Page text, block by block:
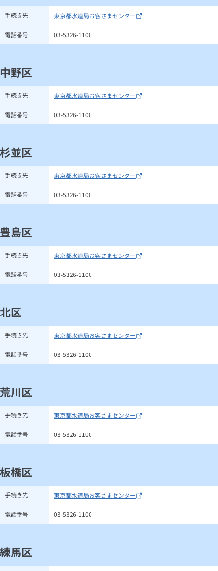
手続き先 東京都水道局お客さまセンター
電話番号 03-5326-1100
中野区
手続き先 東京都水道局お客さまセンター
電話番号 03-5326-1100
杉並区
手続き先 東京都水道局お客さまセンター
電話番号 03-5326-1100
豊島区
手続き先 東京都水道局お客さまセンター
電話番号 03-5326-1100
北区
手続き先 東京都水道局お客さまセンター
電話番号 03-5326-1100
荒川区
手続き先 東京都水道局お客さまセンター
電話番号 03-5326-1100
板橋区
手続き先 東京都水道局お客さまセンター
電話番号 03-5326-1100
練馬区